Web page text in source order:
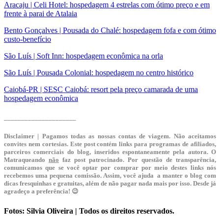
Aracaju | Celi Hotel: hospedagem 4 estrelas com ótimo preço e em
frente à parai de Atalaia
Bento Gonçalves | Pousada do Chalé: hospedagem fofa e com ótimo
custo-benefício
São Luís | Soft Inn: hospedagem econômica na orla
São Luís | Pousada Colonial: hospedagem no centro histórico
Caiobá-PR | SESC Caiobá: resort pela preço camarada de uma
hospedagem econômica
Disclaimer | Pagamos todas as nossas contas de viagem. Não aceitamos
convites nem cortesias. Este post contém links para programas de afiliados,
parceiros comerciais do blog, inseridos espontaneamente pela autora. O
Matraqueando não faz post patrocinado. Por questão de transparência,
comunicamos que se você optar por comprar por meio destes links nós
recebemos uma pequena comissão. Assim, você ajuda a manter o blog com
dicas fresquinhas e gratuitas, além de não pagar nada mais por isso. Desde já
agradeço a preferência! 😉
Fotos: Silvia Oliveira | Todos os direitos reservados.